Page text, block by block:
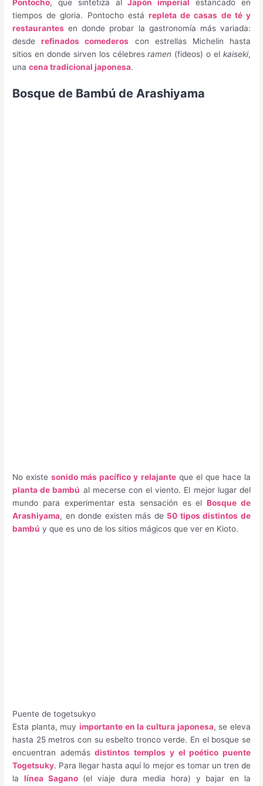
Pontocho, que sintetiza alJapón imperial
estancado en
tiempos de gloria. Pontocho está repleta de casas de té y
restaurantes en donde probar la gastronomía más variada:
desderefinados comederos con estrellas Michelin hasta
sitios en donde sirven los célebresramen (fideos) o el kaiseki,
unacena tradicional japonesa.
Bosque de Bambú de Arashiyama
No existesonido más pacífico y relajanteque el que hace la
planta de bambú al mecerse con el viento. El mejor lugar del
mundo para experimentar esta sensación es elBosque de
Arashiyama, en donde existen más de 50 tipos distintos de
bambú y que es uno de los sitios mágicos que ver en Kioto.
Puente de togetsukyo
Esta planta, muyimportante en la cultura japonesa, se eleva
hasta 25 metros con su esbelto tronco verde. En el bosque se
encuentran ademásdistintos templos y el poético puente
Togetsuky. Para llegar hasta aquí lo mejor es tomar un tren de
la línea Sagano(el viaje dura media hora) y bajar en la